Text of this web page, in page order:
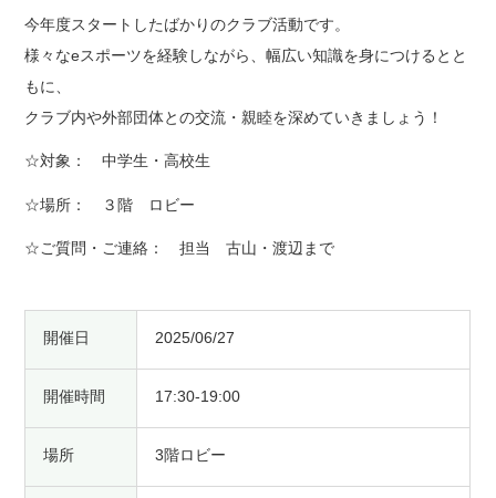
今年度スタートしたばかりのクラブ活動です。
様々なeスポーツを経験しながら、幅広い知識を身につけるとと
もに、
クラブ内や外部団体との交流・親睦を深めていきましょう！
☆対象： 中学生・高校生
☆場所： ３階 ロビー
☆ご質問・ご連絡： 担当 古山・渡辺まで
開催日 2025/06/27
開催時間 17:30-19:00
場所 3階ロビー